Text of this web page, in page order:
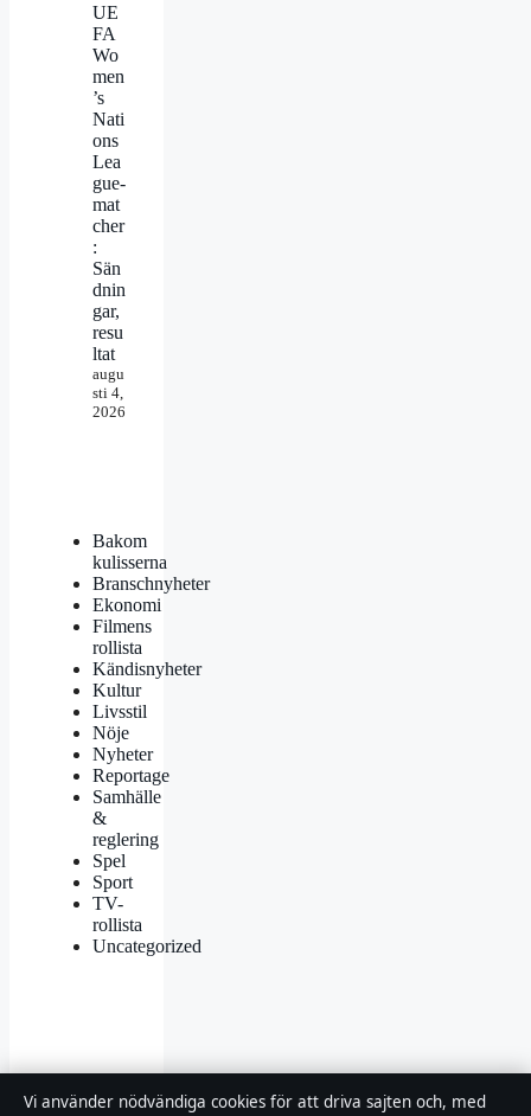
UE
FA
Wo
men
’s
Nati
ons
Lea
gue-
mat
cher
:
Sän
dnin
gar,
resu
ltat
augu
sti 4,
2026
Bakom
kulisserna
Branschnyheter
Ekonomi
Filmens
rollista
Kändisnyheter
Kultur
Livsstil
Nöje
Nyheter
Reportage
Samhälle
&
reglering
Spel
Sport
TV-
rollista
Uncategorized
© 2026 Landsortstidningen
Vi använder nödvändiga cookies för att driva sajten och, med